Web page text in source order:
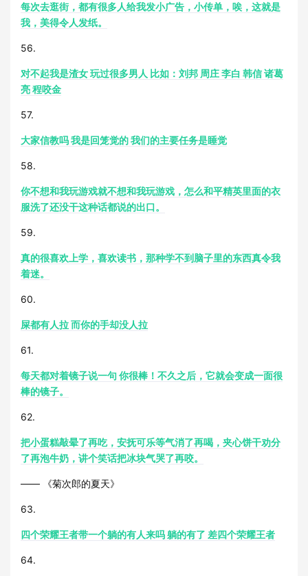
每次去逛街，都有很多人给我发小广告，小传单，唉，这就是
我，美得令人发纸。
56.
对不起我是渣女 玩过很多男人 比如：刘邦 周庄 李白 韩信 诸葛
亮 程咬金
57.
大家信教吗 我是回笼觉的 我们的主要任务是睡觉
58.
你不想和我玩游戏就不想和我玩游戏，怎么和平精英里面的衣
服洗了还没干这种话都说的出口。
59.
真的很喜欢上学，喜欢读书，那种学不到脑子里的东西真令我
着迷。
60.
屎都有人拉 而你的手却没人拉
61.
每天都对着镜子说一句 你很棒！不久之后，它就会变成一面很
棒的镜子。
62.
把小蛋糕敲晕了再吃，安抚可乐等气消了再喝，夹心饼干劝分
了再泡牛奶，讲个笑话把冰块气哭了再咬。
—— 《菊次郎的夏天》
63.
四个荣耀王者带一个躺的有人来吗 躺的有了 差四个荣耀王者
64.